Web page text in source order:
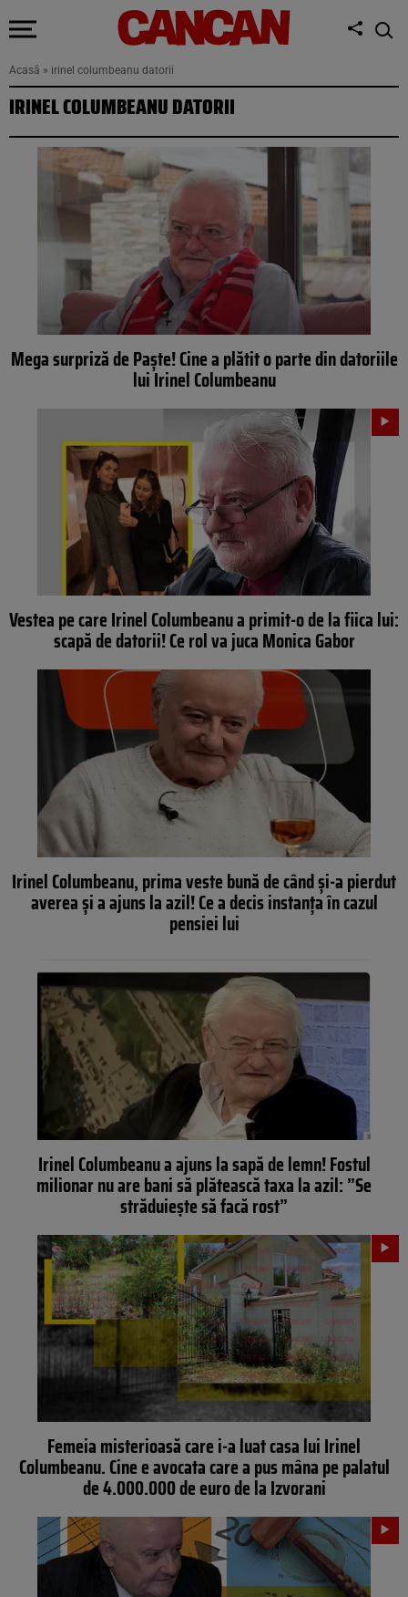
Acasă » irinel columbeanu datorii
IRINEL COLUMBEANU DATORII
Mega surpriză de Paște! Cine a plătit o parte din datoriile
lui Irinel Columbeanu
Vestea pe care Irinel Columbeanu a primit-o de la fiica lui:
scapă de datorii! Ce rol va juca Monica Gabor
Irinel Columbeanu, prima veste bună de când și-a pierdut
averea și a ajuns la azil! Ce a decis instanța în cazul
pensiei lui
Irinel Columbeanu a ajuns la sapă de lemn! Fostul
milionar nu are bani să plătească taxa la azil: ”Se
străduiește să facă rost”
Femeia misterioasă care i-a luat casa lui Irinel
Columbeanu. Cine e avocata care a pus mâna pe palatul
de 4.000.000 de euro de la Izvorani